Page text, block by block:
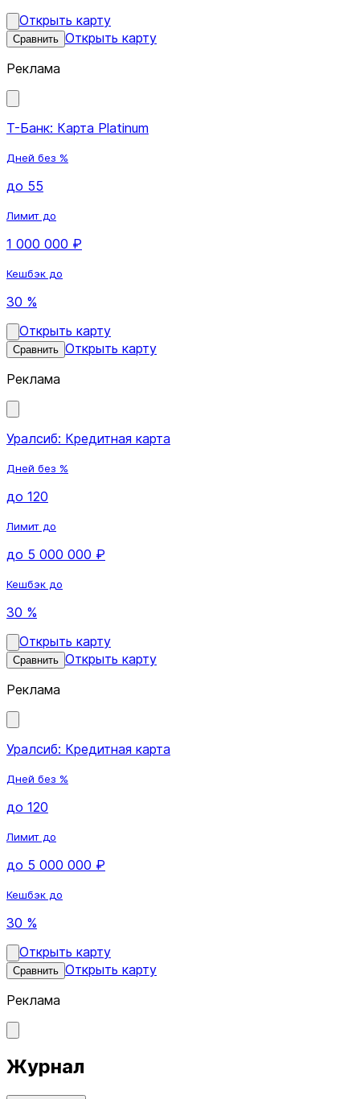
Открыть карту
Сравнить Открыть карту
Реклама
Т-Банк: Карта Platinum
Дней без %
до 55
Лимит до
1 000 000 ₽
Кешбэк до
30 %
Открыть карту
Сравнить Открыть карту
Реклама
Уралсиб: Кредитная карта
Дней без %
до 120
Лимит до
до 5 000 000 ₽
Кешбэк до
30 %
Открыть карту
Сравнить Открыть карту
Реклама
Уралсиб: Кредитная карта
Дней без %
до 120
Лимит до
до 5 000 000 ₽
Кешбэк до
30 %
Открыть карту
Сравнить Открыть карту
Реклама
Журнал